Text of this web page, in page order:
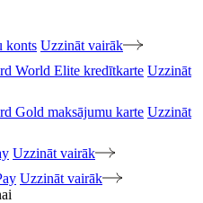
konts Uzzināt vairāk
World Elite kredītkarte Uzzināt
Gold maksājumu karte Uzzināt
Uzzināt vairāk
Uzzināt vairāk